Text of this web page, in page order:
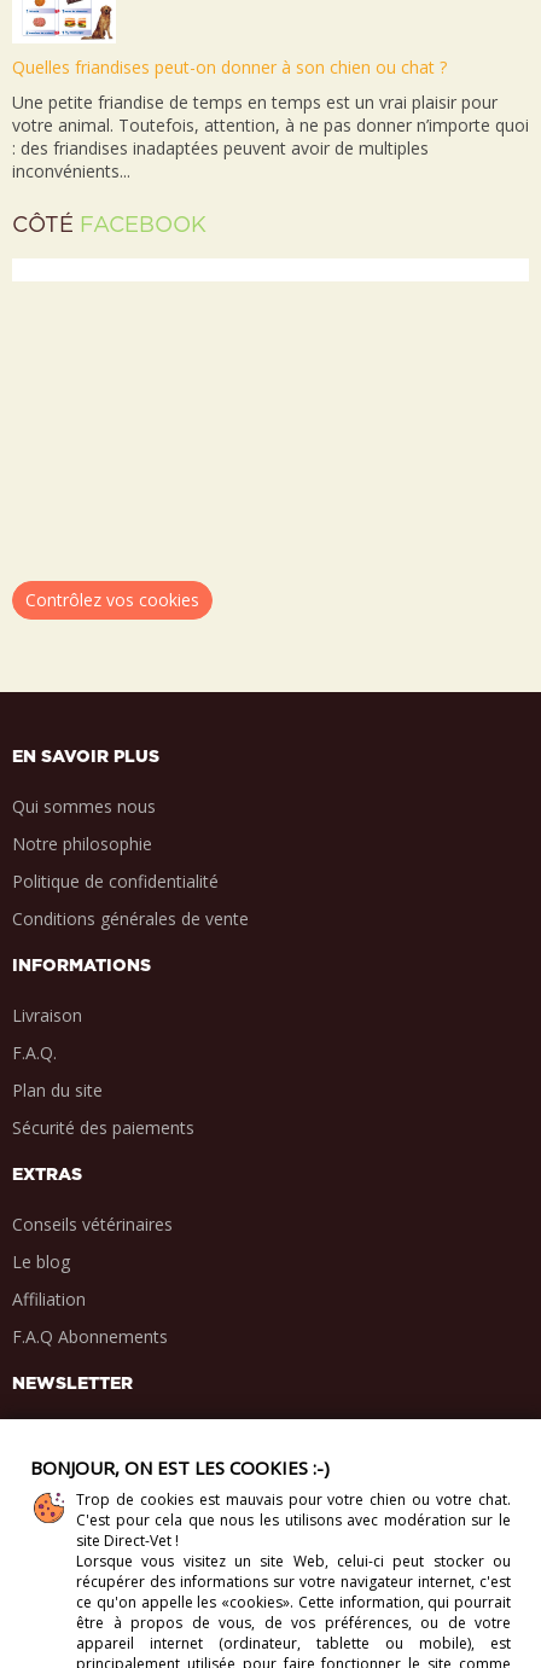
Quelles friandises peut-on donner à son chien ou chat ?
Une petite friandise de temps en temps est un vrai plaisir pour
votre animal. Toutefois, attention, à ne pas donner n’importe quoi
: des friandises inadaptées peuvent avoir de multiples
inconvénients...
CÔTÉ FACEBOOK
Contrôlez vos cookies
EN SAVOIR PLUS
Qui sommes nous
Notre philosophie
Politique de confidentialité
Conditions générales de vente
INFORMATIONS
Livraison
F.A.Q.
Plan du site
Sécurité des paiements
EXTRAS
Conseils vétérinaires
Le blog
Affiliation
F.A.Q Abonnements
NEWSLETTER
PARTAGE SOCIAL
. .
Copyright 2012-2026 Direct-Vet BV. Tous droits réservés.
BONJOUR, ON EST LES COOKIES :-)
Trop de cookies est mauvais pour votre chien ou votre chat.
C'est pour cela que nous les utilisons avec modération sur le
site Direct-Vet !
Lorsque vous visitez un site Web, celui-cipeut stocker ou
récupérer des informations sur votre navigateur internet, c'est
ce qu'on appelle les «cookies». Cette information, qui pourrait
être à propos de vous, de vos préférences, ou de votre
appareil internet (ordinateur, tablette ou mobile), est
principalement utilisée pour faire fonctionner le site comme